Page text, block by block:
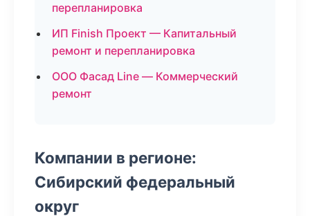
перепланировка
ИП Finish Проект — Капитальный
ремонт и перепланировка
ООО Фасад Line — Коммерческий
ремонт
Компании в регионе:
Сибирский федеральный
округ